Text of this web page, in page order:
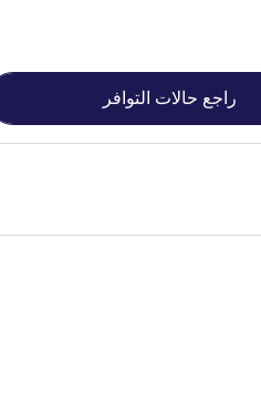
راجع حالات التوافر